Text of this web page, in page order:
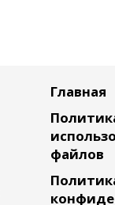
Главная
файлов